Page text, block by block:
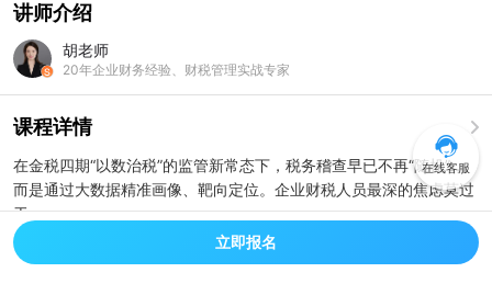
讲师介绍
胡老师
20年企业财务经验、财税管理实战专家
课程详情
在金税四期“以数治税”的监管新常态下，税务稽查早已不再“随机”，
而是通过大数据精准画像、靶向定位。企业财税人员最深的焦虑莫过
于：
- 不知道“雷”埋在哪里，更不知从何查起
- 金税系统推送预警，被动应对、措手不及
在线客服
立即报名